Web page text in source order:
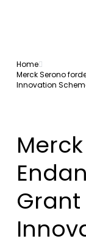
Home
Merck Serono
Innovation